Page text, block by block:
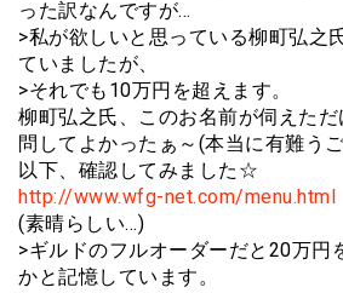
った訳なんですが…
>私が欲しいと思っている柳町弘之
ていましたが、
>それでも10万円を超えます。
柳町弘之氏、このお名前が伺えた
問してよかったぁ～(本当に有難う
以下、確認してみました☆
http://www.wfg-net.com/menu.html
(素晴らしい…)
>ギルドのフルオーダーだと20万円
かと記憶しています。